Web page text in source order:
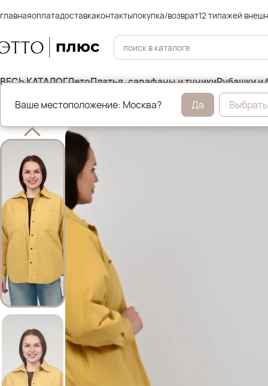
главнаяоплатадоставкаконтактыпокупка/возврат12 типажей
ВЕСЬ КАТАЛОГЛетоПлатья, сарафаны и туникиРубашки и
Главная Демисезонные куртки
Ваше местоположение: Москва? Да